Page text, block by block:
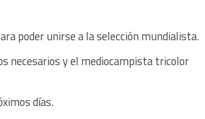
poder unirse a la selección mundialista.
necesarios y el mediocampista tricolor
días.